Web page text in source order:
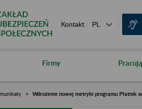
Kontakt
Firmy
Wdrożenie nowej metryki programu Płatnik